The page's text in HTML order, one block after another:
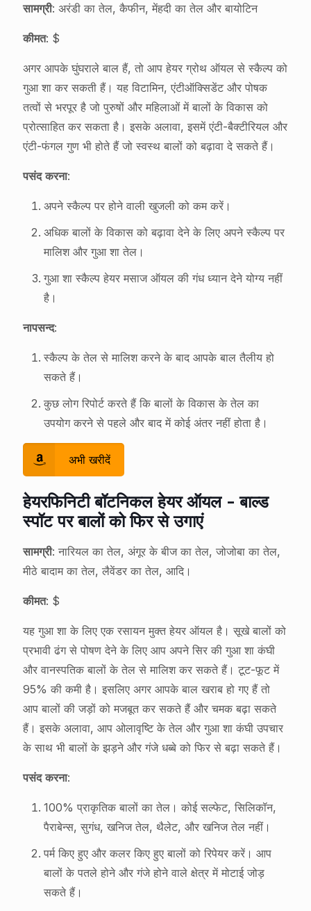
सामग्री: अरंडी का तेल, कैफीन, मेंहदी का तेल और बायोटिन
कीमत: $
अगर आपके घुंघराले बाल हैं, तो आप हेयर ग्रोथ ऑयल से स्कैल्प को
गुआ शा कर सकती हैं। यह विटामिन, एंटीऑक्सिडेंट और पोषक
तत्वों से भरपूर है जो पुरुषों और महिलाओं में बालों के विकास को
प्रोत्साहित कर सकता है। इसके अलावा, इसमें एंटी-बैक्टीरियल और
एंटी-फंगल गुण भी होते हैं जो स्वस्थ बालों को बढ़ावा दे सकते हैं।
पसंद करना:
अपने स्कैल्प पर होने वाली खुजली को कम करें।
अधिक बालों के विकास को बढ़ावा देने के लिए अपने स्कैल्प पर
मालिश और गुआ शा तेल।
गुआ शा स्कैल्प हेयर मसाज ऑयल की गंध ध्यान देने योग्य नहीं
है।
नापसन्द:
स्कैल्प के तेल से मालिश करने के बाद आपके बाल तैलीय हो
सकते हैं।
कुछ लोग रिपोर्ट करते हैं कि बालों के विकास के तेल का
उपयोग करने से पहले और बाद में कोई अंतर नहीं होता है।
अभी खरीदें
हेयरफिनिटी बॉटनिकल हेयर ऑयल - बाल्ड
स्पॉट पर बालों को फिर से उगाएं
सामग्री: नारियल का तेल, अंगूर के बीज का तेल, जोजोबा का तेल,
मीठे बादाम का तेल, लैवेंडर का तेल, आदि।
कीमत: $
यह गुआ शा के लिए एक रसायन मुक्त हेयर ऑयल है। सूखे बालों को
प्रभावी ढंग से पोषण देने के लिए आप अपने सिर की गुआ शा कंघी
और वानस्पतिक बालों के तेल से मालिश कर सकते हैं। टूट-फूट में
95% की कमी है। इसलिए अगर आपके बाल खराब हो गए हैं तो
आप बालों की जड़ों को मजबूत कर सकते हैं और चमक बढ़ा सकते
हैं। इसके अलावा, आप ओलावृष्टि के तेल और गुआ शा कंघी उपचार
के साथ भी बालों के झड़ने और गंजे धब्बे को फिर से बढ़ा सकते हैं।
पसंद करना:
100% प्राकृतिक बालों का तेल। कोई सल्फेट, सिलिकॉन,
पैराबेन्स, सुगंध, खनिज तेल, थैलेट, और खनिज तेल नहीं।
पर्म किए हुए और कलर किए हुए बालों को रिपेयर करें। आप
बालों के पतले होने और गंजे होने वाले क्षेत्र में मोटाई जोड़
सकते हैं।